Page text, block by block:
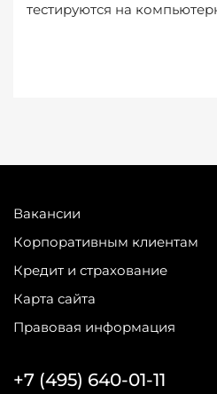
тестируются на
Вакансии
Корпоративным клиентам
Кредит и страхование
Карта сайта
Правовая информация
+7 (495) 640-01-11